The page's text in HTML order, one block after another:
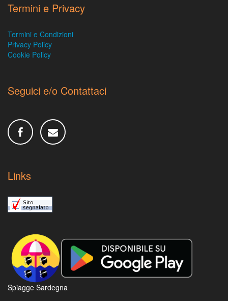
Termini e Privacy
Termini e Condizioni
Privacy Policy
Cookie Policy
Seguici e/o Contattaci
Links
Spiagge Sardegna